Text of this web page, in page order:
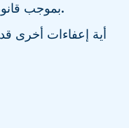
بموجب قانون الولاية أو القانون الفيدرالي.
أية إعفاءات أخرى